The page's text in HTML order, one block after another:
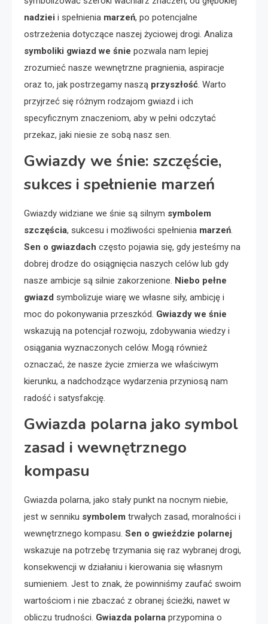
nadziei i spełnienia marzeń, po potencjalne
ostrzeżenia dotyczące naszej życiowej drogi. Analiza
symboliki gwiazd we śnie pozwala nam lepiej
zrozumieć nasze wewnętrzne pragnienia, aspiracje
oraz to, jak postrzegamy naszą przyszłość. Warto
przyjrzeć się różnym rodzajom gwiazd i ich
specyficznym znaczeniom, aby w pełni odczytać
przekaz, jaki niesie ze sobą nasz sen.
Gwiazdy we śnie: szczęście,
sukces i spełnienie marzeń
Gwiazdy widziane we śnie są silnym symbolem
szczęścia, sukcesu i możliwości spełnienia marzeń.
Sen o gwiazdach często pojawia się, gdy jesteśmy na
dobrej drodze do osiągnięcia naszych celów lub gdy
nasze ambicje są silnie zakorzenione. Niebo pełne
gwiazd symbolizuje wiarę we własne siły, ambicję i
moc do pokonywania przeszkód. Gwiazdy we śnie
wskazują na potencjał rozwoju, zdobywania wiedzy i
osiągania wyznaczonych celów. Mogą również
oznaczać, że nasze życie zmierza we właściwym
kierunku, a nadchodzące wydarzenia przyniosą nam
radość i satysfakcję.
Gwiazda polarna jako symbol
zasad i wewnętrznego
kompasu
Gwiazda polarna, jako stały punkt na nocnym niebie,
jest w senniku symbolem trwałych zasad, moralności i
wewnętrznego kompasu. Sen o gwieździe polarnej
wskazuje na potrzebę trzymania się raz wybranej drogi,
konsekwencji w działaniu i kierowania się własnym
sumieniem. Jest to znak, że powinniśmy zaufać swoim
wartościom i nie zbaczać z obranej ścieżki, nawet w
obliczu trudności. Gwiazda polarna przypomina o